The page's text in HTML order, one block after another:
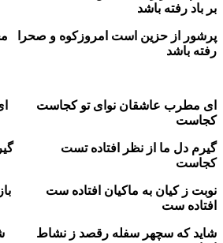
بر باد رفته باشد
پرشور از حزین است امروزکوه و صحرا
رفته باشد
ای مطرب عاشقان نوای تو کجاست ای
کجاست
گیرم دل ما از نظر افتاده تست
کجاست
نوبت ز کیان به ماکیان افتاده ست
افتاده ست
شاید که سچهر سفله رقصد ز نشاط